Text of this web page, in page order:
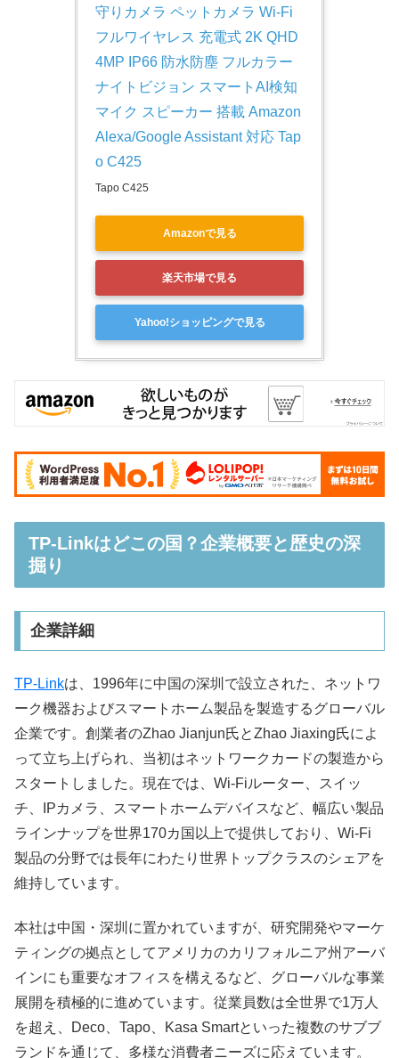
守りカメラ ペットカメラ Wi-Fi
フルワイヤレス 充電式 2K QHD
4MP IP66 防水防塵 フルカラー
ナイトビジョン スマートAI検知
マイク スピーカー 搭載 Amazon
Alexa/Google Assistant 対応 Tap
o C425
Tapo C425
Amazonで見る
楽天市場で見る
Yahoo!ショッピングで見る
TP-Linkはどこの国？企業概要と歴史の深
掘り
企業詳細
TP-Linkは、1996年に中国の深圳で設立された、ネットワ
ーク機器およびスマートホーム製品を製造するグローバル
企業です。創業者のZhao Jianjun氏とZhao Jiaxing氏によ
って立ち上げられ、当初はネットワークカードの製造から
スタートしました。現在では、Wi-Fiルーター、スイッ
チ、IPカメラ、スマートホームデバイスなど、幅広い製品
ラインナップを世界170カ国以上で提供しており、Wi-Fi
製品の分野では長年にわたり世界トップクラスのシェアを
維持しています。​
本社は中国・深圳に置かれていますが、研究開発やマーケ
ティングの拠点としてアメリカのカリフォルニア州アーバ
インにも重要なオフィスを構えるなど、グローバルな事業
展開を積極的に進めています。従業員数は全世界で1万人
を超え、Deco、Tapo、Kasa Smartといった複数のサブブ
ランドを通じて、多様な消費者ニーズに応えています。​